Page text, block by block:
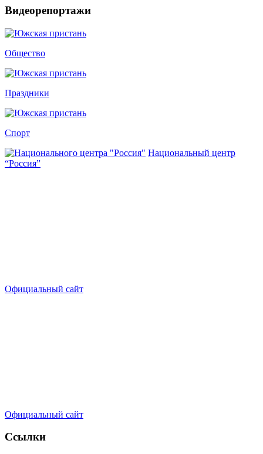
Видеорепортажи
Общество
Праздники
Спорт
Национальный центр
“Россия”
Официальный сайт
Официальный сайт
Ссылки